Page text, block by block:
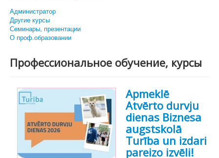
Администратор
Другие курсы
Семинары, презентации
О проф.образовании
Профессиональное обучение, курсы
Apmeklē
Atvērto durvju
dienas Biznesa
augstskolā
Turība un izdari
pareizo izvēli!